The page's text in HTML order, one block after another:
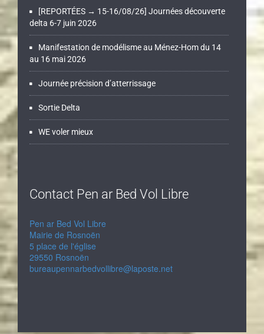
[REPORTÉES → 15-16/08/26] Journées découverte
delta 6-7 juin 2026
Manifestation de modélisme au Ménez-Hom du 14
au 16 mai 2026
Journée précision d’atterrissage
Sortie Delta
WE voler mieux
Contact Pen ar Bed Vol Libre
Pen ar Bed Vol Libre
Mairie de Rosnoën
5 place de l'église
29550 Rosnoën
bureaupennarbedvollibre@laposte.net